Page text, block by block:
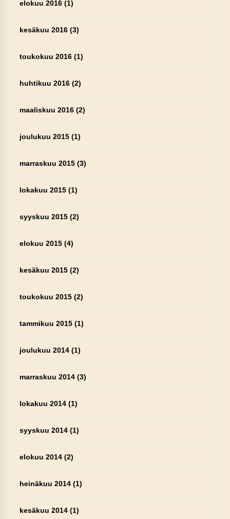
elokuu 2016(1)
kesäkuu 2016(3)
toukokuu 2016(1)
huhtikuu 2016(2)
maaliskuu 2016(2)
joulukuu 2015(1)
marraskuu 2015(3)
lokakuu 2015(1)
syyskuu 2015(2)
elokuu 2015(4)
kesäkuu 2015(2)
toukokuu 2015(2)
tammikuu 2015(1)
joulukuu 2014(1)
marraskuu 2014(3)
lokakuu 2014(1)
syyskuu 2014(1)
elokuu 2014(2)
heinäkuu 2014(1)
kesäkuu 2014(1)